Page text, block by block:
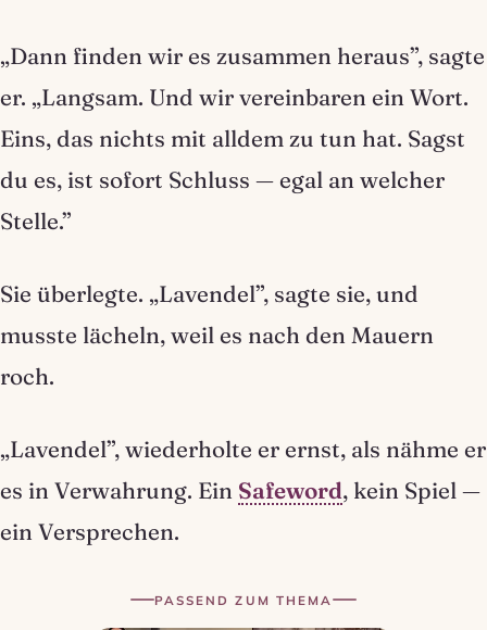
„Dann finden wir es zusammen heraus”, sagte
er. „Langsam. Und wir vereinbaren ein Wort.
Eins, das nichts mit alldem zu tun hat. Sagst
du es, ist sofort Schluss — egal an welcher
Stelle.”
Sie überlegte. „Lavendel”, sagte sie, und
musste lächeln, weil es nach den Mauern
roch.
„Lavendel”, wiederholte er ernst, als nähme er
es in Verwahrung. Ein Safeword, kein Spiel —
ein Versprechen.
PASSEND ZUM THEMA